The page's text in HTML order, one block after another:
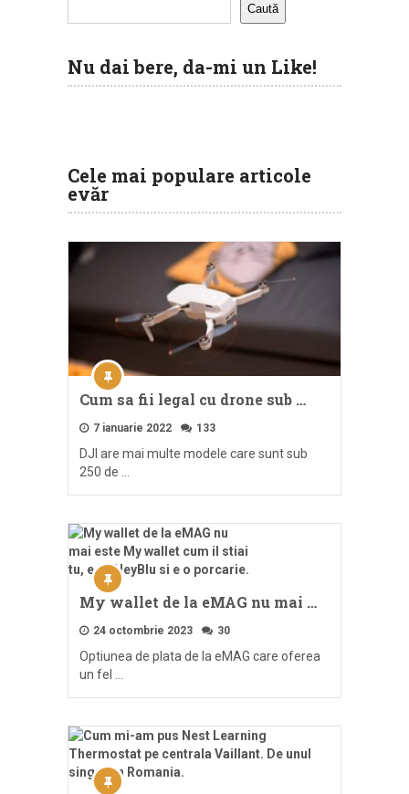
Caută
Nu dai bere, da-mi un Like!
Cele mai populare articole
evăr
Cum sa fii legal cu drone sub …
7 ianuarie 2022 133
DJI are mai multe modele care sunt sub
250 de …
My wallet de la eMAG nu mai …
24 octombrie 2023 30
Optiunea de plata de la eMAG care oferea
un fel …